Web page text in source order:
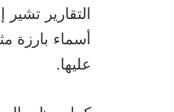
التقارير
أسماء بارزة
عليها.